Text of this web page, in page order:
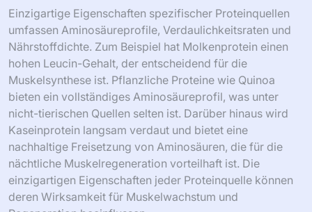
Einzigartige Eigenschaften spezifischer Proteinquellen
umfassen Aminosäureprofile, Verdaulichkeitsraten und
Nährstoffdichte. Zum Beispiel hat Molkenprotein einen
hohen Leucin-Gehalt, der entscheidend für die
Muskelsynthese ist. Pflanzliche Proteine wie Quinoa
bieten ein vollständiges Aminosäureprofil, was unter
nicht-tierischen Quellen selten ist. Darüber hinaus wird
Kaseinprotein langsam verdaut und bietet eine
nachhaltige Freisetzung von Aminosäuren, die für die
nächtliche Muskelregeneration vorteilhaft ist. Die
einzigartigen Eigenschaften jeder Proteinquelle können
deren Wirksamkeit für Muskelwachstum und